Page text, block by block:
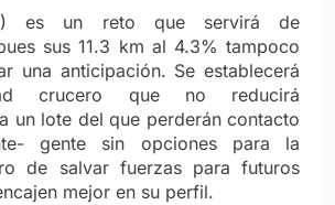
es un reto que servirá de
sus 11.3 km al 4.3% tampoco
una anticipación. Se establecerá
crucero que no reducirá
un lote del que perderán contacto
gente sin opciones para la
de salvar fuerzas para futuros
mejor en su perfil.